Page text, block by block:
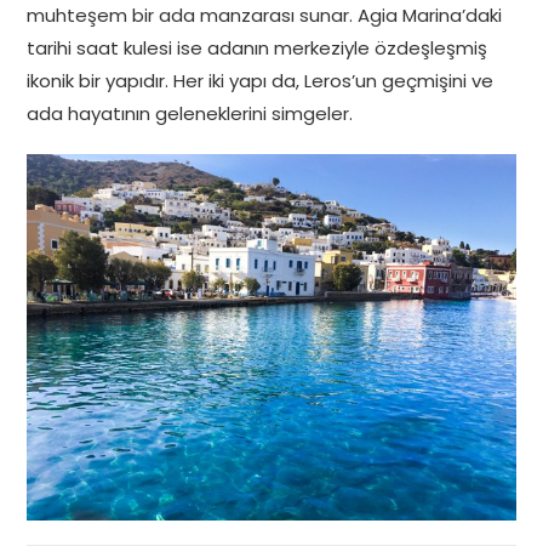
muhteşem bir ada manzarası sunar. Agia Marina’daki
tarihi saat kulesi ise adanın merkeziyle özdeşleşmiş
ikonik bir yapıdır. Her iki yapı da, Leros’un geçmişini ve
ada hayatının geleneklerini simgeler.